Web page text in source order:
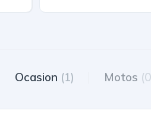
Ocasion (1) Motos